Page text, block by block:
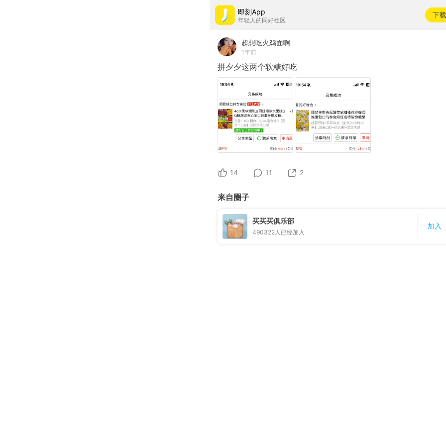
即刻App
年轻人的同好社区
下载
超想吃火鸡面啊
1年前
拼夕夕这两个软糖好吃
14 11 2
来自圈子
买买买俱乐部
490322人已经加入
加入